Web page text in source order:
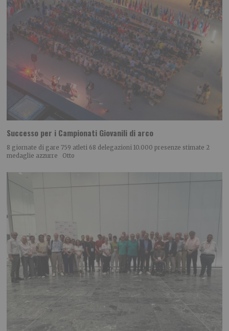
Successo per i Campionati Giovanili di arco
8 giornate di gare 759 atleti 68 delegazioni 10.000 presenze stimate 2
medaglie azzurre Otto